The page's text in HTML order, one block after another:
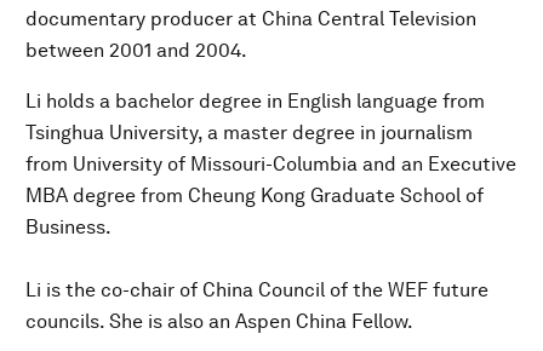
documentary producer at China Central Television
between 2001 and 2004.
Li holds a bachelor degree in English language from
Tsinghua University, a master degree in journalism
from University of Missouri-Columbia and an Executive
MBA degree from Cheung Kong Graduate School of
Business.
Li is the co-chair of China Council of the WEF future
councils. She is also an Aspen China Fellow.